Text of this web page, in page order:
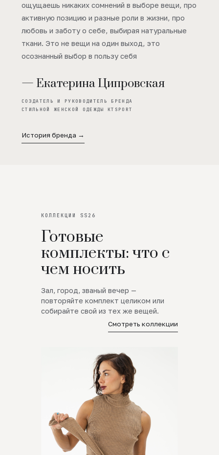
ощущаешь никаких сомнений в выборе вещи, про
активную позицию и разные роли в жизни, про
любовь и заботу о себе, выбирая натуральные
ткани. Это не вещи на один выход, это
осознанный выбор в пользу себя
— Екатерина Ципровская
СОЗДАТЕЛЬ И РУКОВОДИТЕЛЬ БРЕНДА
СТИЛЬНОЙ ЖЕНСКОЙ ОДЕЖДЫ KTSPORT
История бренда →
КОЛЛЕКЦИИ SS26
Готовые
комплекты: что с
чем носить
Зал, город, званый вечер —
повторяйте комплект целиком или
собирайте свой из тех же вещей.
Смотреть коллекции